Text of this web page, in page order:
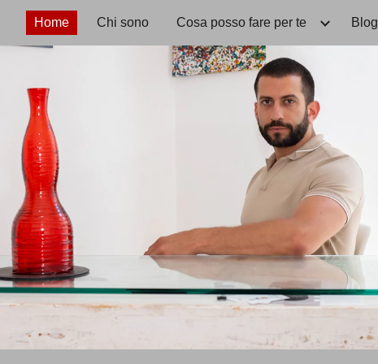
to main content Skip to navigation
Home Chi sono Cosa posso fare per te Blog